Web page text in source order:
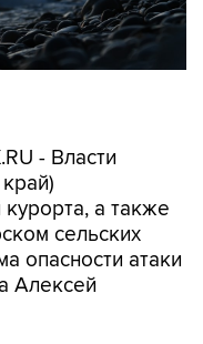
- Власти
а также
сельских
опасности атаки
Алексей